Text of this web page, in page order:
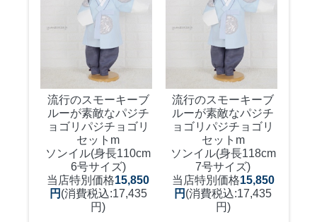
流行のスモーキーブ
ルーが素敵なパジチ
ョゴリ パジチョゴリ
セットm
ソンイル(身長110cm
6号サイズ)
当店特別価格15,850
円 (消費税込:17,435
円)
流行のスモーキーブ
ルーが素敵なパジチ
ョゴリパジチョゴリ
セットm
ソンイル(身長118cm
7号サイズ)
当店特別価格15,850
円 (消費税込:17,435
円)